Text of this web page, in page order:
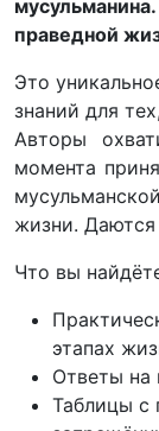
праведной
Это
знаний для
Авторы
момента
жизни. Даются
Что вы
этапах
Ответы на
Таблицы с